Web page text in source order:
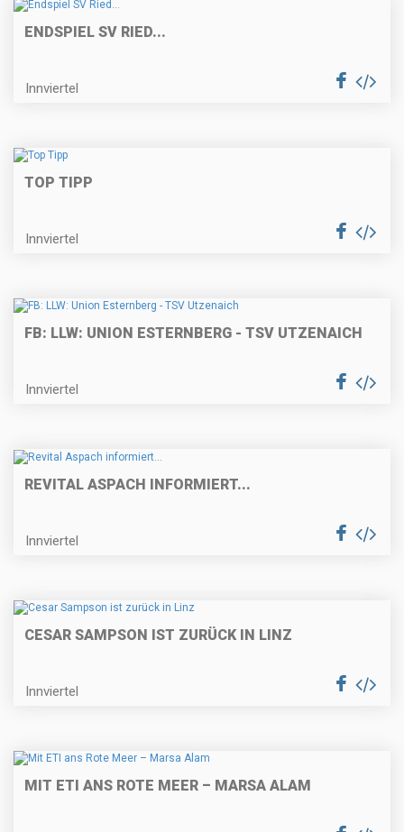
ENDSPIEL SV RIED...
Innviertel
TOP TIPP
Innviertel
FB: LLW: UNION ESTERNBERG - TSV UTZENAICH
Innviertel
REVITAL ASPACH INFORMIERT...
Innviertel
CESAR SAMPSON IST ZURÜCK IN LINZ
Innviertel
MIT ETI ANS ROTE MEER – MARSA ALAM